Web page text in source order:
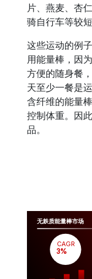
片、燕麦、杏
骑自行车等较
这些运动的例
用能量棒，因
方便的随身餐
天至少一餐是
含纤维的能量
控制体重。因
品。
无麸质能量棒市场
CAGR
3%